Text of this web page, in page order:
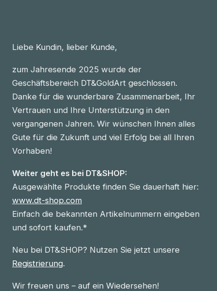
Liebe Kundin, lieber Kunde,
zum Jahresende 2025 wurde der
Geschäftsbereich DT&GoldArt geschlossen.
Danke für die wunderbare Zusammenarbeit, Ihr
Vertrauen und Ihre Unterstützung in den
vergangenen Jahren. Wir wünschen Ihnen alles
Gute für die Zukunft und viel Erfolg bei all Ihren
Vorhaben!
Weiter geht es bei DT&SHOP:
Ausgewählte Produkte finden Sie dauerhaft hier:
www.dt-shop.com
Einfach die bekannten Artikelnummern eingeben
und sofort kaufen.*
Neu bei DT&SHOP? Nutzen Sie jetzt unsere
Registrierung.
Wir freuen uns – auf ein Wiedersehen!